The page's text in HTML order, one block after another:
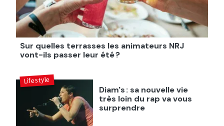
Sur quelles terrasses les animateurs NRJ
vont-ils passer leur été ?
Diam's : sa nouvelle vie
très loin du rap va vous
surprendre
Lifestyle